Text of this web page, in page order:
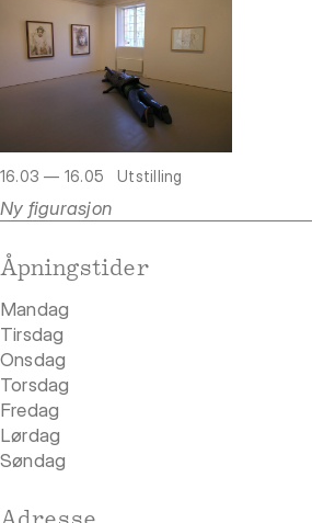
16.03 — 16.05 Utstilling
Ny figurasjon
Åpningstider
Mandag
Tirsdag
Onsdag
Torsdag
Fredag
Lørdag
Søndag